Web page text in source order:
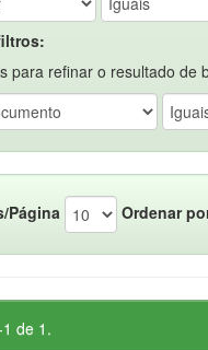
para refinar o resultado de
Página Ordenar
de 1.